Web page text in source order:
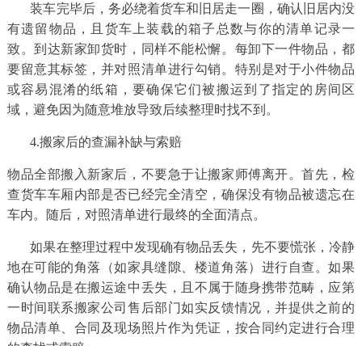
装车完毕后，务必绕着货车和旧居走一圈，确认旧居内没
有遗留物品，且货车上装载的箱子总数与你的清单记录一
致。到达新家卸货时，同样不能松懈。每卸下一件物品，都
要留意其标签，并对照清单进行勾销。特别是对于小件物品
或容易混淆的纸箱，要确保它们被搬运到了指定的房间区
域，避免因为随意堆放导致后续整理时找不到。
4.搬家后的查漏补缺与索赔
物品全部搬入新家后，不要急于让搬家师傅离开。首先，检
查货车车厢内部是否已经完全清空，确保没有物品被遗忘在
车内。随后，对照清单进行最终的全面清点。
如果在整理过程中发现确有物品丢失，先不要慌张，冷静
地在可能的角落（如家具缝隙、楼道角落）进行自查。如果
确认物品是在搬运途中丢失，且不属于随身携带范畴，应第
一时间联系搬家公司售后部门如实反馈情况，并提供之前的
物品清单、合同及现场照片作为凭证，按合同约定进行合理